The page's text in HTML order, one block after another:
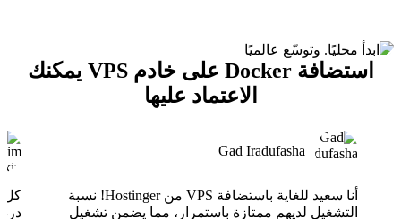
استضافة Docker على خادم VPS يمكنك
الاعتماد عليها
Gad Iradufasha
أنا سعيد للغاية باستضافة VPS من Hostinger! نسبة
التشغيل لديهم ممتازة باستمرار، مما يضمن تشغيل